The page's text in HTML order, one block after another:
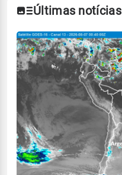
Últimas notícias